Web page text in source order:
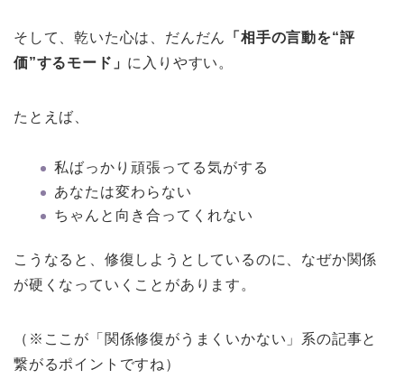
そして、乾いた心は、だんだん
「相手の言動を“評
価”するモード」 に入りやすい。
たとえば、
私ばっかり頑張ってる気がする
あなたは変わらない
ちゃんと向き合ってくれない
こうなると、修復しようとしているのに、なぜか関係
が硬くなっていくことがあります。
（※ここが「関係修復がうまくいかない」系の記事と
繋がるポイントですね）